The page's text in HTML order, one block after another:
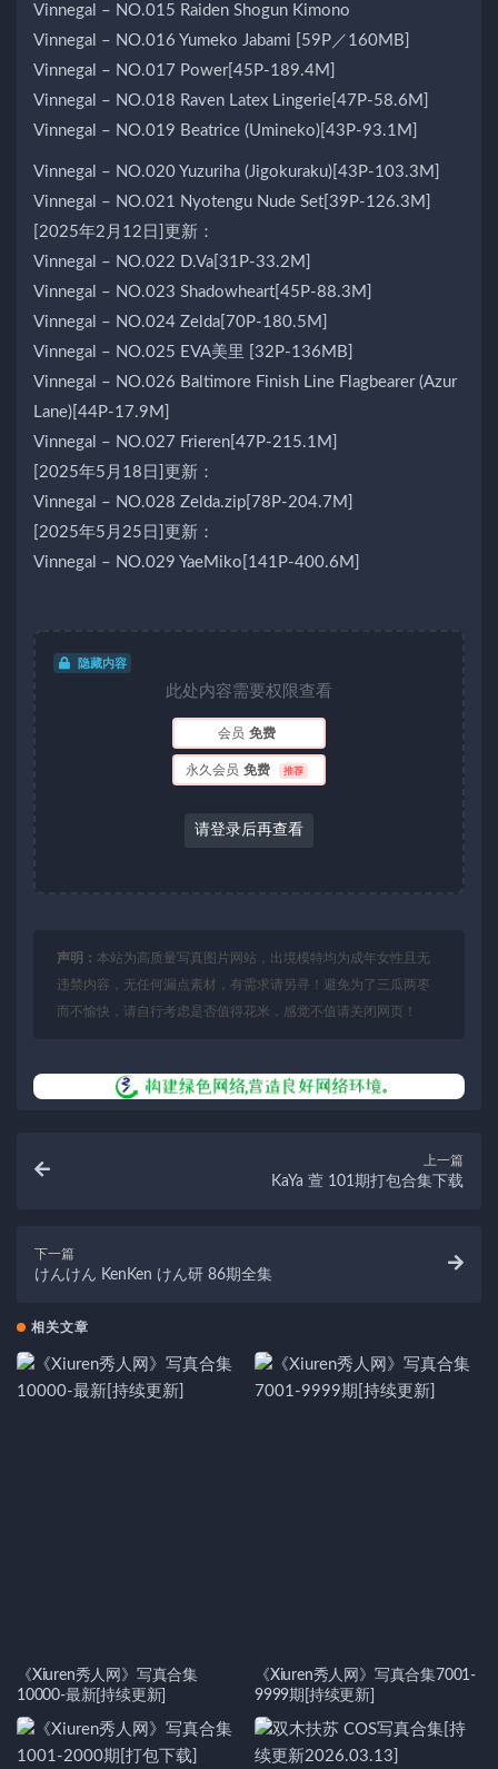
Vinnegal – NO.015 Raiden Shogun Kimono
Vinnegal – NO.016 Yumeko Jabami [59P／160MB]
Vinnegal – NO.017 Power[45P-189.4M]
Vinnegal – NO.018 Raven Latex Lingerie[47P-58.6M]
Vinnegal – NO.019 Beatrice (Umineko)[43P-93.1M]
Vinnegal – NO.020 Yuzuriha (Jigokuraku)[43P-103.3M]
Vinnegal – NO.021 Nyotengu Nude Set[39P-126.3M]
[2025年2月12日]更新：
Vinnegal – NO.022 D.Va[31P-33.2M]
Vinnegal – NO.023 Shadowheart[45P-88.3M]
Vinnegal – NO.024 Zelda[70P-180.5M]
Vinnegal – NO.025 EVA美里 [32P-136MB]
Vinnegal – NO.026 Baltimore Finish Line Flagbearer (Azur
Lane)[44P-17.9M]
Vinnegal – NO.027 Frieren[47P-215.1M]
[2025年5月18日]更新：
Vinnegal – NO.028 Zelda.zip[78P-204.7M]
[2025年5月25日]更新：
Vinnegal – NO.029 YaeMiko[141P-400.6M]
隐藏内容
此处内容需要权限查看
会员 免费
永久会员 免费 推荐
请登录后再查看
声明： 本站为高质量写真图片网站，出境模特均为成年女性且无
违禁内容，无任何漏点素材，有需求请另寻！避免为了三瓜两枣
而不愉快，请自行考虑是否值得花米，感觉不值请关闭网页！
上一篇
KaYa 萱 101期打包合集下载
下一篇
けんけん KenKen けん研 86期全集
相关文章
《Xiuren秀人网》写真合集
10000-最新[持续更新]
《Xiuren秀人网》写真合集7001-
9999期[持续更新]